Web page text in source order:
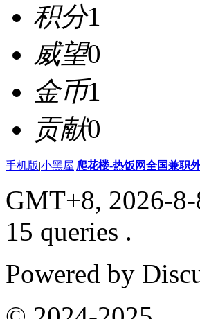
积分1
威望0
金币1
贡献0
手机版|小黑屋|爬花楼-热饭网全国兼职
GMT+8, 2026-
15 queries .
Powered by